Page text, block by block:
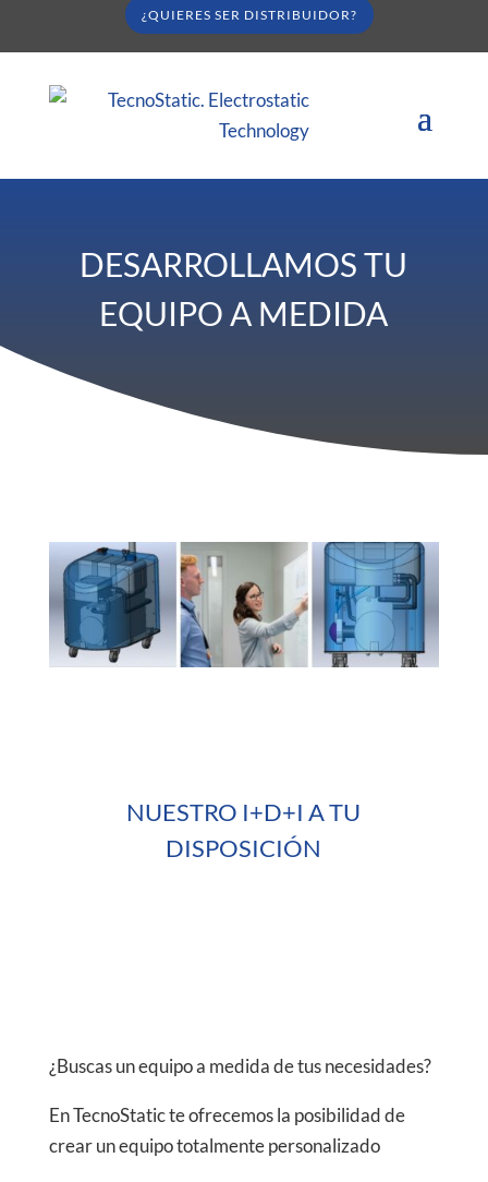
¿QUIERES SER DISTRIBUIDOR?
DESARROLLAMOS TU
EQUIPO A MEDIDA
NUESTRO I+D+I A TU
DISPOSICIÓN
¿Buscas un equipo a medida de tus necesidades?
En TecnoStatic te ofrecemos la posibilidad de
crear un equipo totalmente personalizado